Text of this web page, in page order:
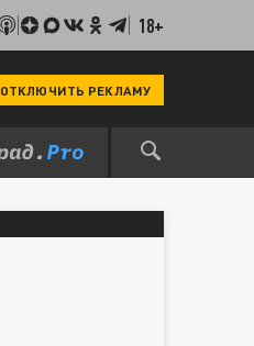
18+
ОТКЛЮЧИТЬ РЕКЛАМУ